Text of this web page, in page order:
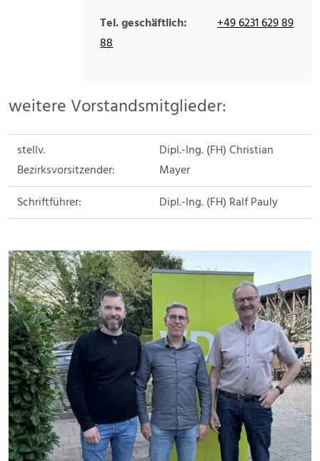
Tel. geschäftlich:
+49 6231 629 89
88
weitere Vorstandsmitglieder:
stellv.
Bezirksvorsitzender:
Dipl.-Ing. (FH) Christian
Mayer
Schriftführer:
Dipl.-Ing. (FH) Ralf Pauly